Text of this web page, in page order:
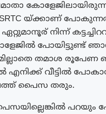
യ്ക്കാണ്
നിന്ന്
പോയിട്ടുണ്ട്
തമാശ രൂപേണ
വീട്ടിൽ പോകാൻ
പത്ത് പൈസ തരും.
പറയും